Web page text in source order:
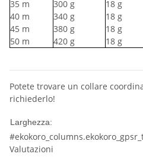
35 m 300 g 18 g
40 m 340 g 18 g
45 m 380 g 18 g
50 m 420 g 18 g
Potete trovare un collare
richiederlo!
Larghezza:
Valutazioni